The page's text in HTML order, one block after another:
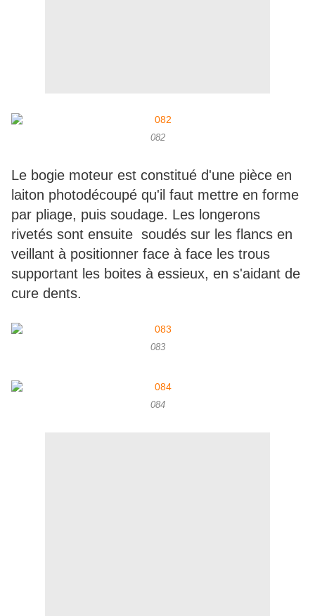
082
Le bogie moteur est constitué d'une pièce en
laiton photodécoupé qu'il faut mettre en forme
par pliage, puis soudage. Les longerons
rivetés sont ensuite soudés sur les flancs en
veillant à positionner face à face les trous
supportant les boites à essieux, en s'aidant de
cure dents.
083
084